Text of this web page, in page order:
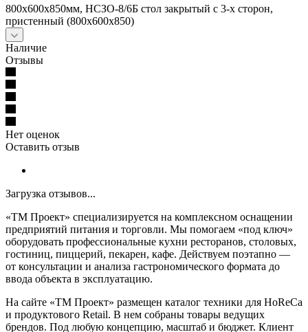
800х600х850мм, НСЗО-8/6Б стол закрытый с 3-х сторон,
пристенный (800х600х850)
Наличие
Отзывы
Нет оценок
Оставить отзыв
Загрузка отзывов...
«ТМ Проект» специализируется на комплексном оснащении
предприятий питания и торговли. Мы помогаем «под ключ»
оборудовать профессиональные кухни ресторанов, столовых,
гостиниц, пиццерий, пекарен, кафе. Действуем поэтапно —
от консультации и анализа гастрономического формата до
ввода объекта в эксплуатацию.
На сайте «ТМ Проект» размещен каталог техники для HoReCa
и продуктового Retail. В нем собраны товары ведущих
брендов. Под любую концепцию, масштаб и бюджет. Клиент